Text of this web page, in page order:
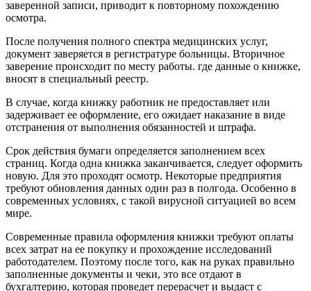
заверенной записи, приводит к повторному похождению
осмотра.
После получения полного спектра медицинских услуг,
документ заверяется в регистратуре больницы. Вторичное
заверение происходит по месту работы. где данные о книжке,
вносят в специальный реестр.
В случае, когда книжку работник не предоставляет или
задерживает ее оформление, его ожидает наказание в виде
отстранения от выполнения обязанностей и штрафа.
Срок действия бумаги определяется заполнением всех
страниц. Когда одна книжка заканчивается, следует оформить
новую. Для это проходят осмотр. Некоторые предприятия
требуют обновления данных один раз в полгода. Особенно в
современных условиях, с такой вирусной ситуацией во всем
мире.
Современные правила оформления книжки требуют оплаты
всех затрат на ее покупку и прохождение исследований
работодателем. Поэтому после того, как на руках правильно
заполненные документы и чеки, это все отдают в
бухгалтерию, которая проведет перерасчет и выдаст с